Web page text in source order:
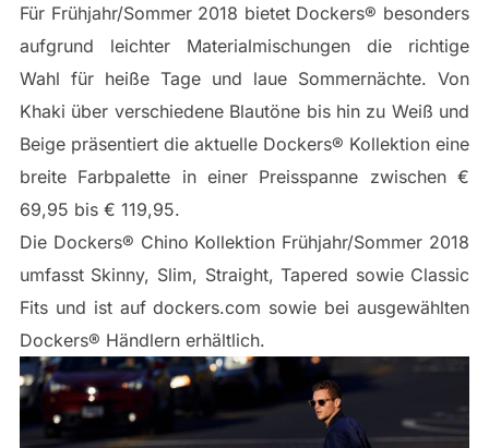
Für Frühjahr/Sommer 2018 bietet Dockers® besonders
aufgrund leichter Materialmischungen die richtige
Wahl für heiße Tage und laue Sommernächte. Von
Khaki über verschiedene Blautöne bis hin zu Weiß und
Beige präsentiert die aktuelle Dockers® Kollektion eine
breite Farbpalette in einer Preisspanne zwischen €
69,95 bis € 119,95.
Die Dockers® Chino Kollektion Frühjahr/Sommer 2018
umfasst Skinny, Slim, Straight, Tapered sowie Classic
Fits und ist auf dockers.com sowie bei ausgewählten
Dockers® Händlern erhältlich.